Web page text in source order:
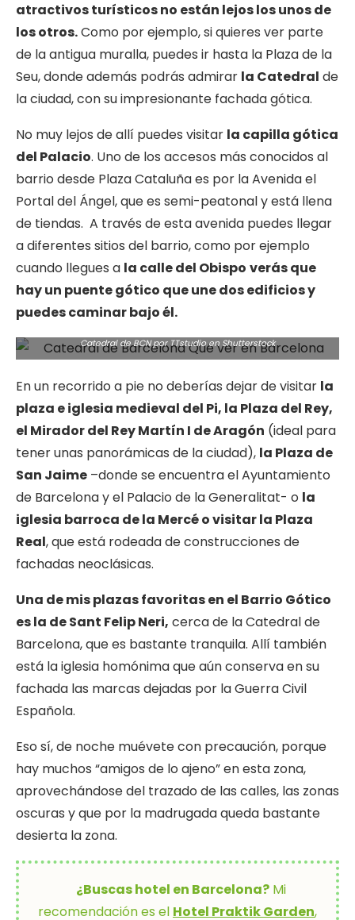
atractivos turísticos no están lejos los unos de
los otros.Como por ejemplo, si quieres ver parte
de la antigua muralla, puedes ir hasta la Plaza de la
Seu, donde además podrás admirar la Catedral de
la ciudad, con su impresionante fachada gótica.
No muy lejos de allí puedes visitar la capilla gótica
del Palacio. Uno de los accesos más conocidos al
barrio desde Plaza Cataluña es por la Avenida el
Portal del Ángel, que es semi-peatonal y está llena
de tiendas. A través de esta avenida puedes llegar
a diferentes sitios del barrio, como por ejemplo
cuando llegues a la calle del Obispo verás que
hay un puente gótico que une dos edificios y
puedes caminar bajo él.
Catedral de BCN por TTstudio en Shutterstock
En un recorrido a pie no deberías dejar de visitar la
plaza e iglesia medieval del Pi, la Plaza del Rey,
el Mirador del Rey Martín I de Aragón (ideal para
tener unas panorámicas de la ciudad), la Plaza de
San Jaime –donde se encuentra el Ayuntamiento
de Barcelona y el Palacio de la Generalitat- o la
iglesia barroca de la Mercé o visitar la Plaza
Real, que está rodeada de construcciones de
fachadas neoclásicas.
Una de mis plazas favoritas en el Barrio Gótico
es la de Sant Felip Neri, cerca de la Catedral de
Barcelona, que es bastante tranquila. Allí también
está la iglesia homónima que aún conserva en su
fachada las marcas dejadas por la Guerra Civil
Española.
Eso sí, de noche muévete con precaución, porque
hay muchos “amigos de lo ajeno” en esta zona,
aprovechándose del trazado de las calles, las zonas
oscuras y que por la madrugada queda bastante
desierta la zona.
¿Buscas hotel en Barcelona?Mi
recomendación es el Hotel Praktik Garden,